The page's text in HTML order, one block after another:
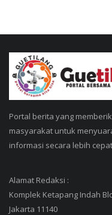
Portal berita yang
masyarakat untuk
informasi secara lebih
Alamat Redaksi :
Komplek Ketapang Indah
Jakarta 11140